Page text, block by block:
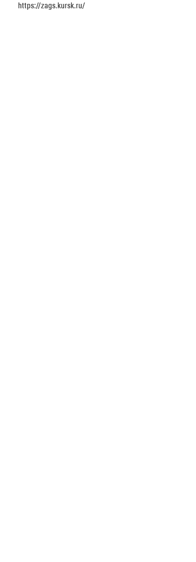
https://zags.kursk.ru/